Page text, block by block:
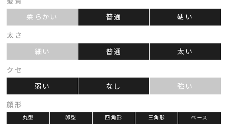
柔らかい
普通
硬い
太さ
細い
普通
太い
クセ
弱い
なし
強い
顔形
丸型 卵型 四角形 三角形 ベース